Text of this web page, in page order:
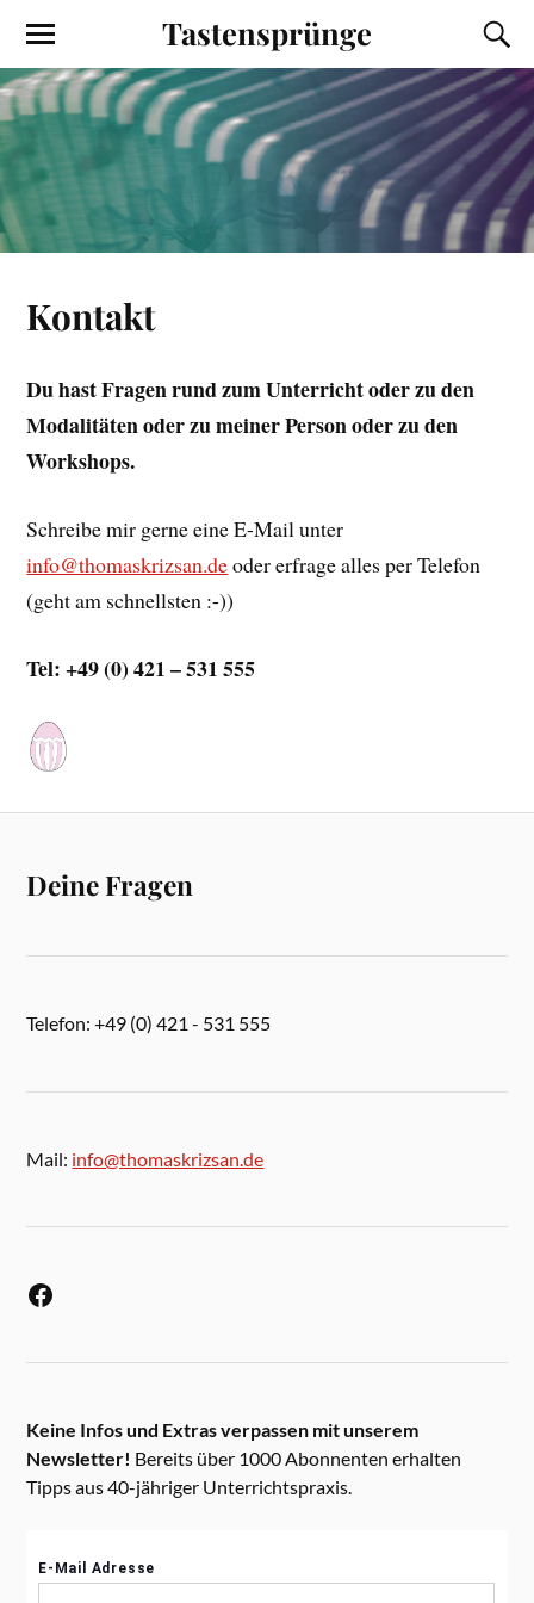
Tastensprünge
Kontakt
Du hast Fragen rund zum Unterricht oder zu den
Modalitäten oder zu meiner Person oder zu den
Workshops.
Schreibe mir gerne eine E-Mail unter
info@thomaskrizsan.deoder erfrage alles per Telefon
(geht am schnellsten :-))
Tel: +49 (0) 421 – 531 555
Deine Fragen
Telefon: +49 (0) 421 - 531 555
Mail: info@thomaskrizsan.de
Keine Infos und Extras verpassen mit unserem
Newsletter! Bereits über 1000 Abonnenten erhalten
Tipps aus 40-jähriger Unterrichtspraxis.